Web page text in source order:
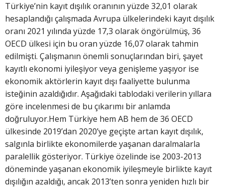
Türkiye’nin kayıt dışılık oranının yüzde 32,01 olarak
hesaplandığı çalışmada Avrupa ülkelerindeki kayıt dışılık
oranı 2021 yılında yüzde 17,3 olarak öngörülmüş, 36
OECD ülkesi için bu oran yüzde 16,07 olarak tahmin
edilmişti. Çalışmanın önemli sonuçlarından biri, şayet
kayıtlı ekonomi iyileşiyor veya genişleme yaşıyor ise
ekonomik aktörlerin kayıt dışı faaliyette bulunma
isteğinin azaldığıdır. Aşağıdaki tablodaki verilerin yıllara
göre incelenmesi de bu çıkarımı bir anlamda
doğruluyor.Hem Türkiye hem AB hem de 36 OECD
ülkesinde 2019’dan 2020’ye geçişte artan kayıt dışılık,
salgınla birlikte ekonomilerde yaşanan daralmalarla
paralellik gösteriyor. Türkiye özelinde ise 2003-2013
döneminde yaşanan ekonomik iyileşmeyle birlikte kayıt
dışılığın azaldığı, ancak 2013’ten sonra yeniden hızlı bir